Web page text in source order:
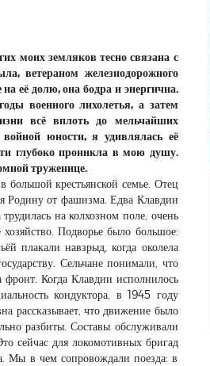
моих земляков тесно связана с
ветераном железнодорожного
её долю, она бодра и энергична.
военного лихолетья, а затем
всё вплоть до мельчайших
юности, я удивлялась её
глубоко проникла в мою душу.
труженице.
большой крестьянской семье. Отец
Родину от фашизма. Едва Клавдии
на колхозном поле, очень
Подворье было большое:
плакали навзрыд, когда околела
Сельчане понимали, что
Когда Клавдии исполнилось
кондуктора, в 1945 году
рассказывает, что движение было
разбиты. Составы обслуживали
сейчас для локомотивных бригад
Мы в чем сопровождали поезда: в